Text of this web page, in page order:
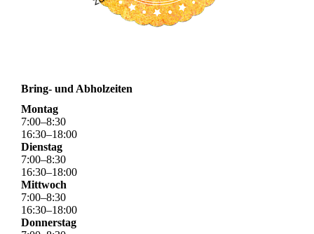
Bring- und Abholzeiten
Montag
7:00–8:30
16:30–18:00
Dienstag
7:00–8:30
16:30–18:00
Mittwoch
7:00–8:30
16:30–18:00
Donnerstag